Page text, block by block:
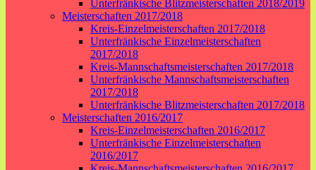
Unterfränkische Blitzmeisterschaften 2018/2019
Meisterschaften 2017/2018
Kreis-Einzelmeisterschaften 2017/2018
Unterfränkische Einzelmeisterschaften
2017/2018
Kreis-Mannschaftsmeisterschaften 2017/2018
Unterfränkische Mannschaftsmeisterschaften
2017/2018
Unterfränkische Blitzmeisterschaften 2017/2018
Meisterschaften 2016/2017
Kreis-Einzelmeisterschaften 2016/2017
Unterfränkische Einzelmeisterschaften
2016/2017